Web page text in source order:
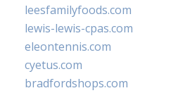
leesfamilyfoods.com
lewis-lewis-cpas.com
eleontennis.com
cyetus.com
bradfordshops.com